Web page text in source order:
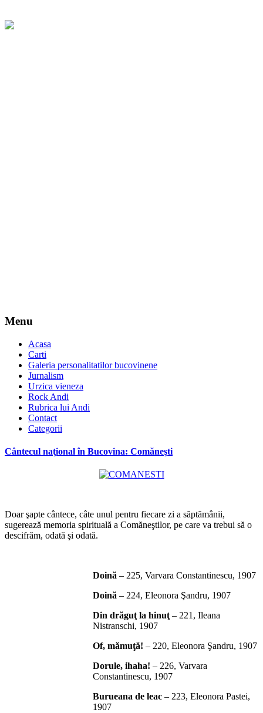
Menu
Acasa
Carti
Galeria personalitatilor bucovinene
Jurnalism
Urzica vieneza
Rock Andi
Rubrica lui Andi
Contact
Categorii
Cântecul naţional în Bucovina: Comăneşti
Doar şapte cântece, câte unul pentru fiecare zi a săptămânii,
sugerează memoria spirituală a Comăneştilor, pe care va trebui să o
descifrăm, odată şi odată.
Doină – 225, Varvara Constantinescu, 1907
Doină – 224, Eleonora Şandru, 1907
Din drăguţ la hinuţ – 221, Ileana
Nistranschi, 1907
Of, mămuţă! – 220, Eleonora Şandru, 1907
Dorule, ihaha! – 226, Varvara
Constantinescu, 1907
Burueana de leac – 223, Eleonora Pastei,
1907